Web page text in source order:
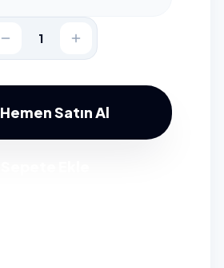
1
Hemen Satın Al